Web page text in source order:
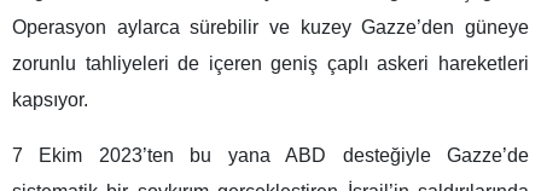
Operasyon aylarca sürebilir ve kuzey Gazze’den güneye
zorunlu tahliyeleri de içeren geniş çaplı askeri hareketleri
kapsıyor.
7 Ekim 2023’ten bu yana ABD desteğiyle Gazze’de